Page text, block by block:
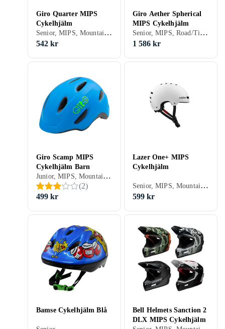
Giro Quarter MIPS
Cykelhjälm
Senior, MIPS, Mountainbike/Downhill/Trail, Stad/Pendling, BMX/Dirt, Öppen
542 kr
Giro Aether Spherical
MIPS Cykelhjälm
Senior, MIPS, Road/Time trial, Öppen
1 586 kr
Giro Scamp MIPS
Cykelhjälm Barn
Junior, MIPS, Mountainbike/Downhill/Trail, Stad/Pendling, BMX/Dirt, Öppen
(2)
499 kr
Lazer One+ MIPS
Cykelhjälm
Senior, MIPS, Mountainbike/Downhill/Trail, Road/Time trial, Stad/Pendling, BMX/Dirt
599 kr
Bamse Cykelhjälm Blå
Bell Helmets Sanction 2
DLX MIPS Cykelhjälm